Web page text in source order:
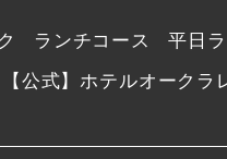
ランチコース 平日
【公式】ホテルオークラ